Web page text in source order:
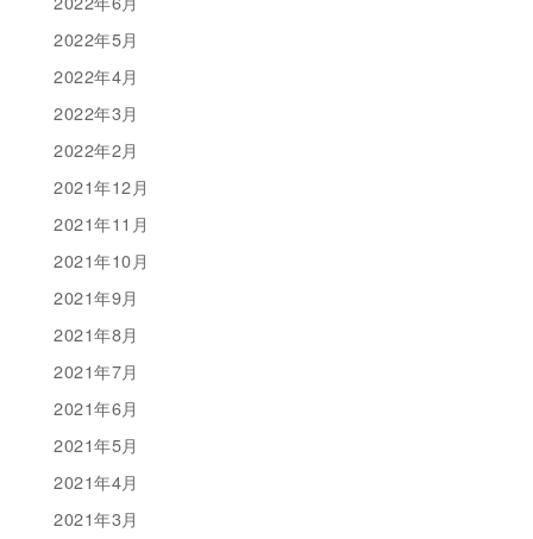
2022年5月
2022年4月
2022年3月
2022年2月
2021年12月
2021年11月
2021年10月
2021年9月
2021年8月
2021年7月
2021年6月
2021年5月
2021年4月
2021年3月